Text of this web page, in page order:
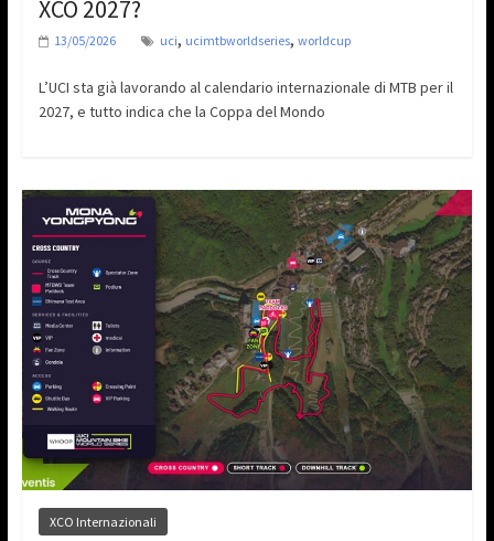
XCO 2027?
13/05/2026 uci, ucimtbworldseries, worldcup
L’UCI sta già lavorando al calendario internazionale di MTB per il
2027, e tutto indica che la Coppa del Mondo
XCO Internazionali